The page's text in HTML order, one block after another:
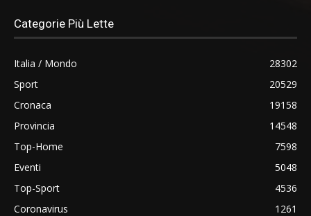
Categorie Più Lette
Italia / Mondo
28302
Sport
20529
Cronaca
19158
Provincia
14548
Top-Home
7598
Eventi
5048
Top-Sport
4536
Coronavirus
1261